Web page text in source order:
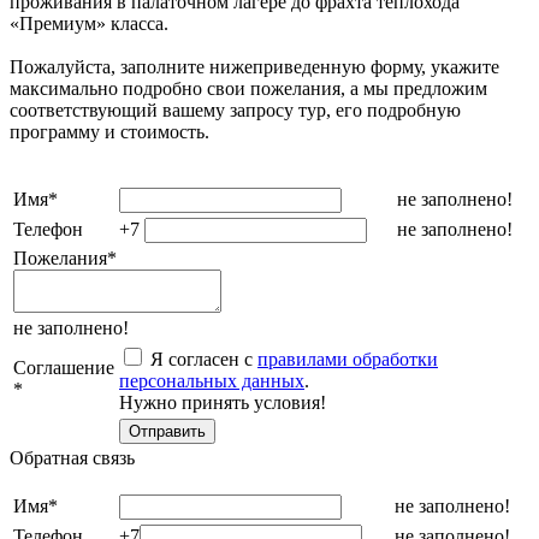
«Премиум» класса.
Пожалуйста, заполните нижеприведенную форму, укажите
максимально подробно свои пожелания, а мы предложим
соответствующий вашему запросу тур, его подробную
программу и стоимость.
Имя*
не заполнено!
Телефон
+7
не заполнено!
Пожелания*
не заполнено!
Соглашение
*
Я согласен с правилами обработки
персональных данных.
Нужно принять условия!
Обратная связь
Имя*
не заполнено!